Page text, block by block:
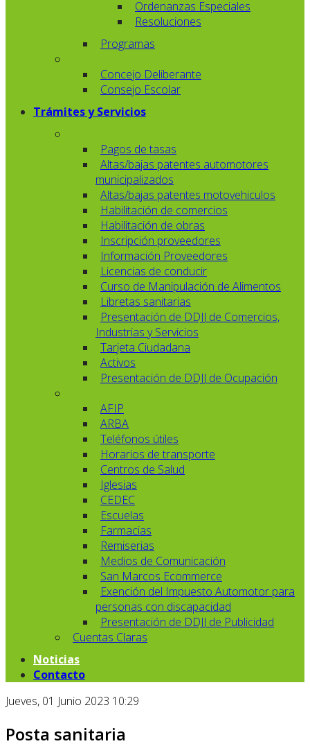
Ordenanzas Especiales
Resoluciones
Programas
Concejo Deliberante
Consejo Escolar
Trámites y Servicios
Pagos de tasas
Altas/bajas patentes automotores
municipalizados
Altas/bajas patentes motovehiculos
Habilitación de comercios
Habilitación de obras
Inscripción proveedores
Información Proveedores
Licencias de conducir
Curso de Manipulación de Alimentos
Libretas sanitarias
Presentación de DDJJ de Comercios,
Industrias y Servicios
Tarjeta Ciudadana
Activos
Presentación de DDJJ de Ocupación
AFIP
ARBA
Teléfonos útiles
Horarios de transporte
Centros de Salud
Iglesias
CEDEC
Escuelas
Farmacias
Remiserias
Medios de Comunicación
San Marcos Ecommerce
Exención del Impuesto Automotor para
personas con discapacidad
Presentación de DDJJ de Publicidad
Cuentas Claras
Noticias
Contacto
Jueves, 01 Junio 2023 10:29
Posta sanitaria